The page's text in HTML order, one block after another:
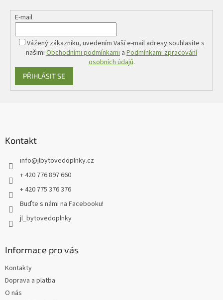
E-mail
Vážený zákazníku, uvedením Vaší e-mail adresy souhlasíte s
našimi Obchodními podmínkami a Podmínkami zpracování
osobních údajů.
PŘIHLÁSIT SE
Kontakt
info@jlbytovedoplnky.cz
+ 420 776 897 660
+ 420 775 376 376
Buďte s námi na Facebooku!
jl_bytovedoplnky
Informace pro vás
Kontakty
Doprava a platba
O nás